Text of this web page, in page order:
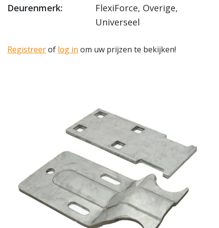
Deurenmerk:
FlexiForce, Overige,
Universeel
Registreerof log in om uw prijzen te bekijken!